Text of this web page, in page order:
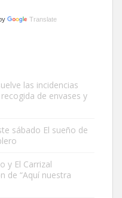
hace menos de un mes,
Pastor alemán,
...
Translate
las incidencias
de envases y
sábado El sueño de
y El Carrizal
de “Aquí nuestra